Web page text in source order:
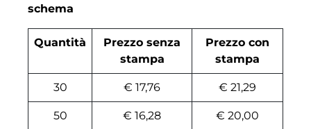
schema
Quantità
Prezzo senza
stampa
Prezzo con
stampa
30 € 17,76 € 21,29
50 € 16,28 € 20,00